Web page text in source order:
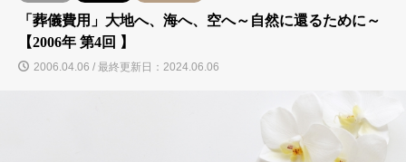
「葬儀費用」大地へ、海へ、空へ～自然に還るために～
【2006年 第4回 】
2006.04.06 / 最終更新日：2024.06.06